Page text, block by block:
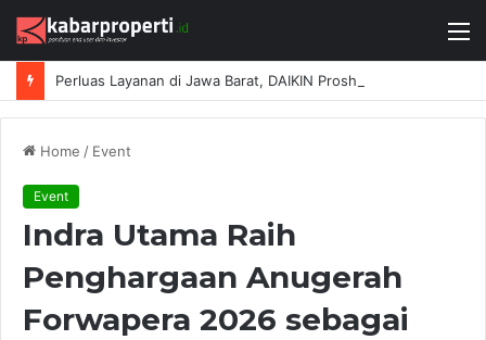
Home / Event
Event
Indra Utama Raih
Penghargaan Anugerah
Forwapera 2026 sebagai